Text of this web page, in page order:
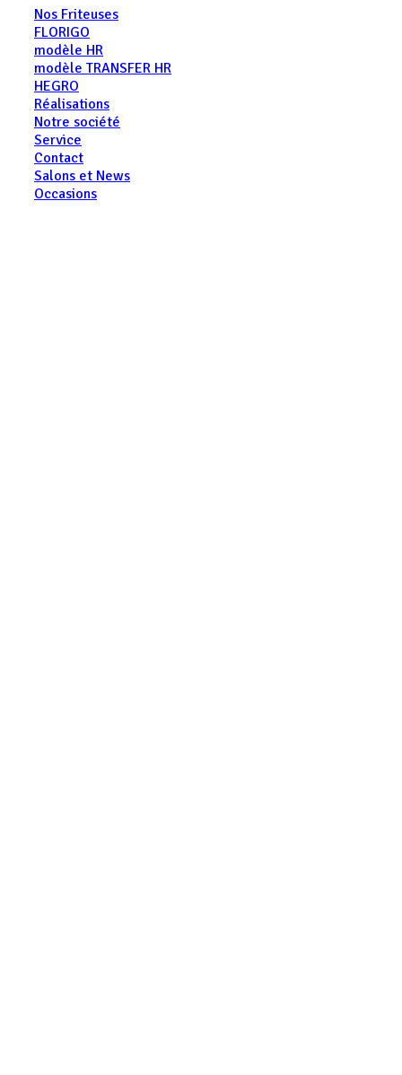
Nos Friteuses
FLORIGO
modèle HR
modèle TRANSFER HR
HEGRO
Réalisations
Notre société
Service
Contact
Salons et News
Occasions